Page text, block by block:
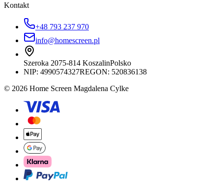
Kontakt
+48 793 237 970
info@homescreen.pl
Szeroka 2075-814 KoszalinPolsko
NIP: 4990574327REGON: 520836138
© 2026 Home Screen Magdalena Cylke